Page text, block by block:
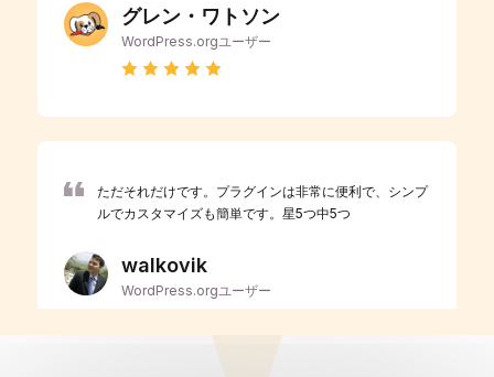
グレン・ワトソン
WordPress.orgユーザー
ただそれだけです。プラグインは非常に便利で、シンプ
ルでカスタマイズも簡単です。星5つ中5つ
walkovik
WordPress.orgユーザー